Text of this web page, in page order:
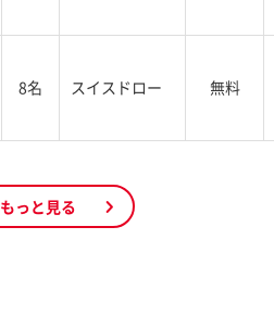
8名 スイスドロー 無料
もっと見る